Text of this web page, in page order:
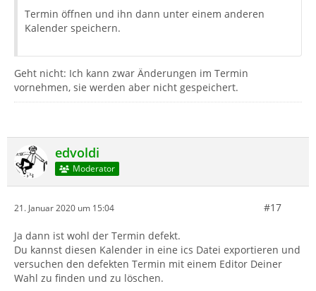
Termin öffnen und ihn dann unter einem anderen
Kalender speichern.
Geht nicht: Ich kann zwar Änderungen im Termin
vornehmen, sie werden aber nicht gespeichert.
edvoldi
Moderator
21. Januar 2020 um 15:04 #17
Ja dann ist wohl der Termin defekt.
Du kannst diesen Kalender in eine ics Datei exportieren und
versuchen den defekten Termin mit einem Editor Deiner
Wahl zu finden und zu löschen.